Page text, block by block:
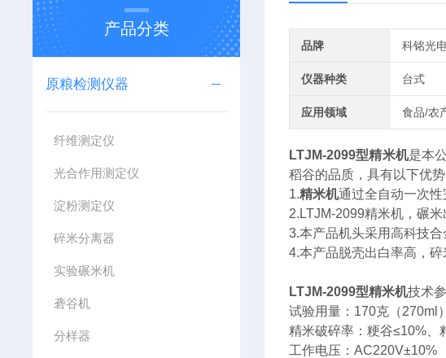
产品分类
原粮检测仪器
纤维测定仪
光合作用测定仪
淀粉测定仪
碎米分离器
实验碾米机
砻谷机
分样器
品牌 科铭光
仪器种类 台式
应用领域 食品/农
LTJM-2099型精米机是本
稻谷的品质，具有以下优势
1.精米机通过全自动一次
2.LTJM-2099精米机 ，碾
3.本产品机头采用高科技
4.本产品脱壳出白率高，
LTJM-2099型精米机技术
试验用量：
精米破碎率：粳谷
工作电压：AC220V±10%